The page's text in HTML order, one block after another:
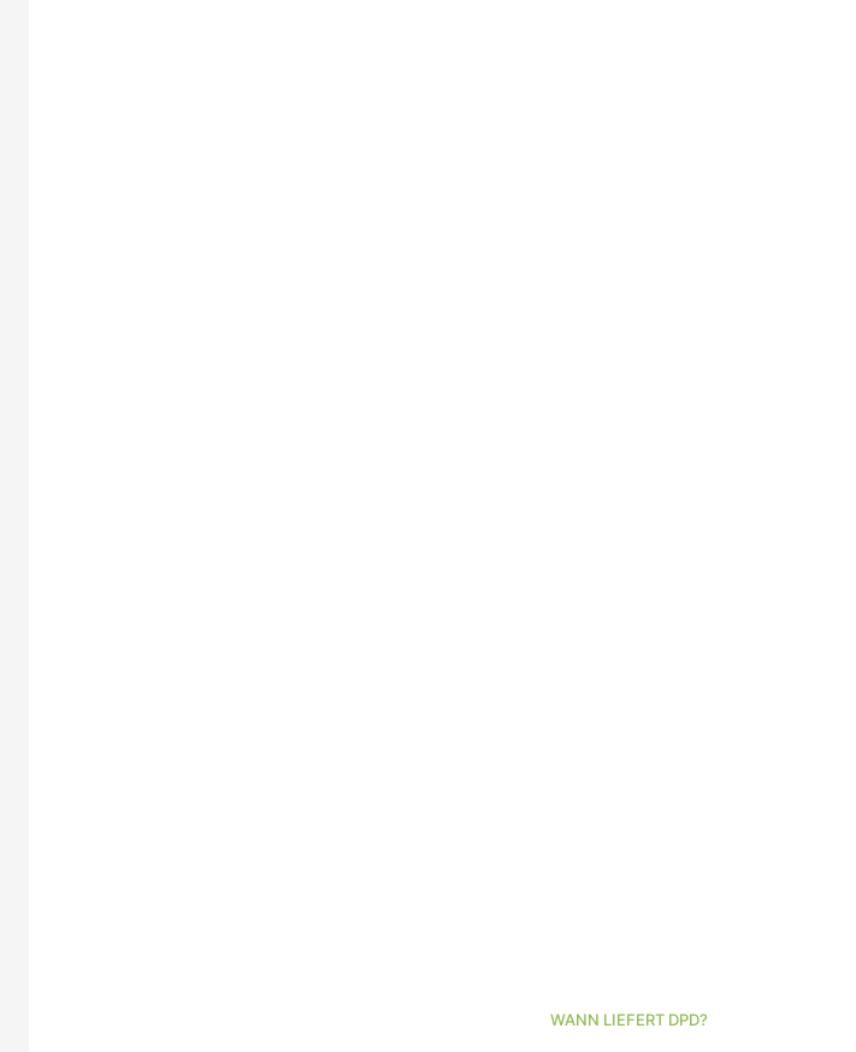
WANN LIEFERT DPD?